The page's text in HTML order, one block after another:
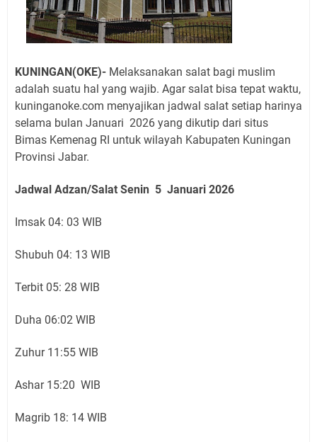
KUNINGAN(OKE)- Melaksanakan salat bagi muslim
adalah suatu hal yang wajib. Agar salat bisa tepat waktu,
kuninganoke.com menyajikan jadwal salat setiap harinya
selama bulan Januari 2026 yang dikutip dari situs
Bimas Kemenag RI untuk wilayah Kabupaten Kuningan
Provinsi Jabar.
Jadwal Adzan/Salat Senin 5 Januari 2026
Imsak 04: 03 WIB
Shubuh 04: 13 WIB
Terbit 05: 28 WIB
Duha 06:02 WIB
Zuhur 11:55 WIB
Ashar 15:20 WIB
Magrib 18: 14 WIB